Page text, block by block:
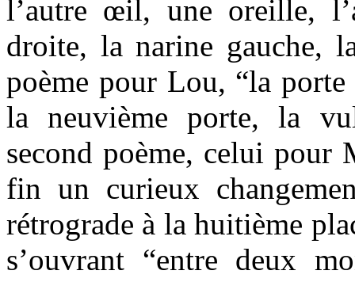
l’autre œil, une oreille,
droite, la narine gauche,
poème pour Lou, “la
la neuvième porte, la
second poème, celui pour
fin un curieux
rétrograde à la huitième
s’ouvrant “entre deux